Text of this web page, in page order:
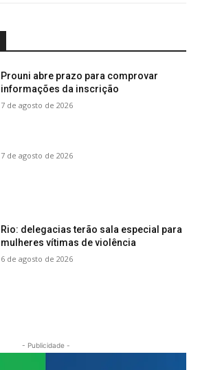
Prouni abre prazo para comprovar
informações da inscrição
7 de agosto de 2026
7 de agosto de 2026
Rio: delegacias terão sala especial para
mulheres vítimas de violência
6 de agosto de 2026
- Publicidade -